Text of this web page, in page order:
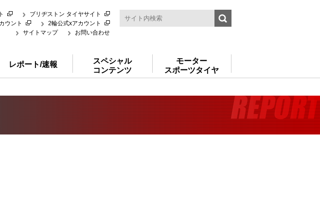
ブリヂストン タイヤサイト
ウント
2輪公式xアカウント
サイトマップ
お問い合わせ
レポート/速報
スペシャル
コンテンツ
モーター
スポーツタイヤ